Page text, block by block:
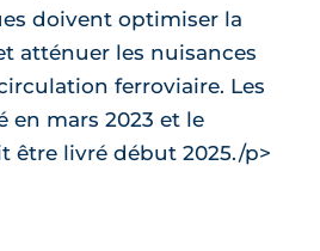
doivent optimiser la
atténuer les nuisances
ferroviaire. Les
en mars 2023 et le
être livré début 2025./p>